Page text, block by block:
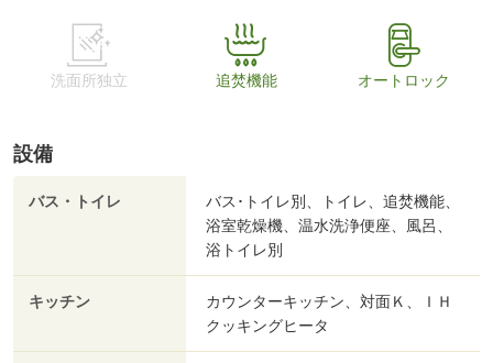
洗面所独立 追焚機能 オートロック
設備
バス・トイレ
バス･トイレ別、トイレ、追焚機能、
浴室乾燥機、温水洗浄便座、風呂、
浴トイレ別
キッチン
カウンターキッチン、対面Ｋ、ＩＨ
クッキングヒータ